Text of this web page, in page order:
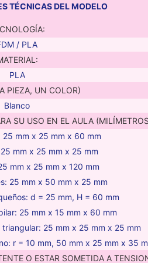
TÉCNICAS DEL MODELO
/ PLA
PLA
PIEZA, UN COLOR)
Blanco
SU USO EN EL AULA
25 mm x 25 mm x 60 mm
mm x 25 mm x 25 mm
mm x 25 mm x 120 mm
25 mm x 50 mm x 25 mm
d = 25 mm, H = 60 mm
25 mm x 15 mm x 60 mm
25 mm x 25 mm x 25 mm
r = 10 mm, 50 mm x 25 mm x 35
O ESTAR SOMETIDA A